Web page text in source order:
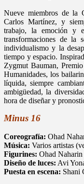
Nueve miembros de la
Carlos Martínez, y
trabajo, la emoción y
transformaciones de la
individualismo y la
tiempo y espacio.
Zygmut Bauman,
Humanidades, los
líquida, siempre
ambigüedad, la
hora de diseñar y
Minus 16
Coreografía: Ohad
Música: Varios artistas
Figurines: Ohad Naharin
Diseño de luces: Avi
Puesta en escena: Shani